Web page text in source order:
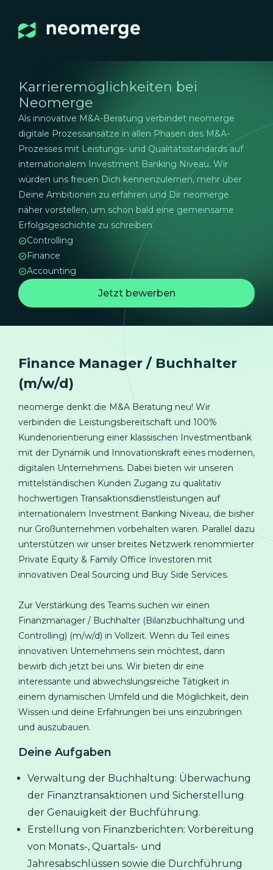
Karrieremöglichkeiten bei
Neomerge
Als innovative M&A-Beratung verbindet neomerge
digitale Prozessansätze in allen Phasen des M&A-
Prozesses mit Leistungs- und Qualitätsstandards auf
internationalem Investment Banking Niveau. Wir
würden uns freuen Dich kennenzulernen, mehr über
Deine Ambitionen zu erfahren und Dir neomerge
näher vorstellen, um schon bald eine gemeinsame
Erfolgsgeschichte zu schreiben.
Controlling
Finance
Accounting
Jetzt bewerben
Finance Manager / Buchhalter
(m/w/d)
neomerge denkt die M&A Beratung neu! Wir
verbinden die Leistungsbereitschaft und 100%
Kundenorientierung einer klassischen Investmentbank
mit der Dynamik und Innovationskraft eines modernen,
digitalen Unternehmens. Dabei bieten wir unseren
mittelständischen Kunden Zugang zu qualitativ
hochwertigen Transaktionsdienstleistungen auf
internationalem Investment Banking Niveau, die bisher
nur Großunternehmen vorbehalten waren. Parallel dazu
unterstützen wir unser breites Netzwerk renommierter
Private Equity & Family Office Investoren mit
innovativen Deal Sourcing und Buy Side Services.
Zur Verstärkung des Teams suchen wir einen
Finanzmanager / Buchhalter (Bilanzbuchhaltung und
Controlling) (m/w/d) in Vollzeit. Wenn du Teil eines
innovativen Unternehmens sein möchtest, dann
bewirb dich jetzt bei uns. Wir bieten dir eine
interessante und abwechslungsreiche Tätigkeit in
einem dynamischen Umfeld und die Möglichkeit, dein
Wissen und deine Erfahrungen bei uns einzubringen
und auszubauen.
Deine Aufgaben
Verwaltung der Buchhaltung: Überwachung
der Finanztransaktionen und Sicherstellung
der Genauigkeit der Buchführung.
Erstellung von Finanzberichten: Vorbereitung
von Monats-, Quartals- und
Jahresabschlüssen sowie die Durchführung